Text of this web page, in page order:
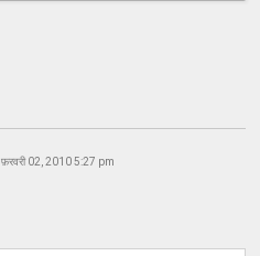
फ़रवरी 02, 2010 5:27 pm